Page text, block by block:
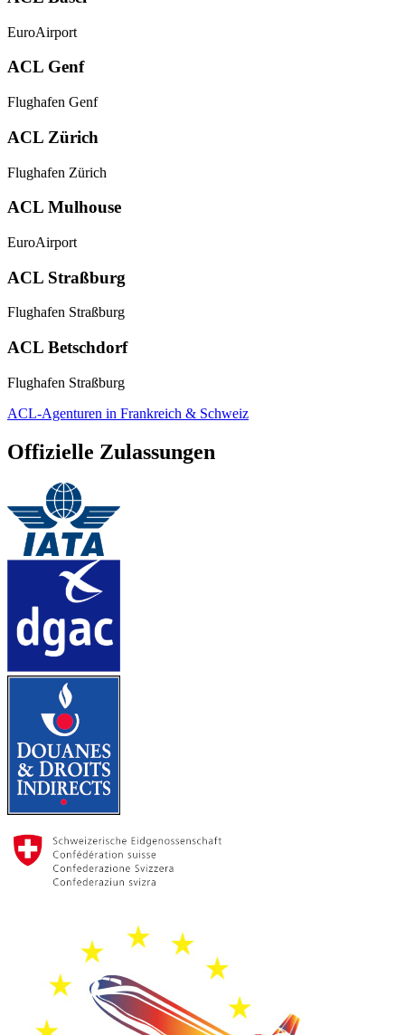
EuroAirport
ACL Genf
Flughafen Genf
ACL Zürich
Flughafen Zürich
ACL Mulhouse
EuroAirport
ACL Straßburg
Flughafen Straßburg
ACL Betschdorf
Flughafen Straßburg
ACL-Agenturen in Frankreich & Schweiz
Offizielle Zulassungen